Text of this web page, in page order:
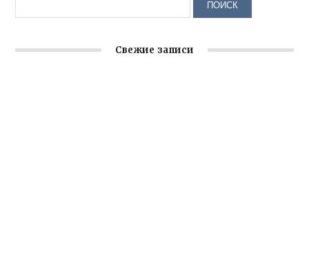
Свежие записи